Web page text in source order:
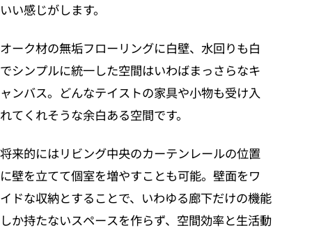
いい感じがします。
オーク材の無垢フローリングに白壁、水回りも白
でシンプルに統一した空間はいわばまっさらなキ
ャンバス。どんなテイストの家具や小物も受け入
れてくれそうな余白ある空間です。
将来的にはリビング中央のカーテンレールの位置
に壁を立てて個室を増やすことも可能。壁面をワ
イドな収納とすることで、いわゆる廊下だけの機能
しか持たないスペースを作らず、空間効率と生活動